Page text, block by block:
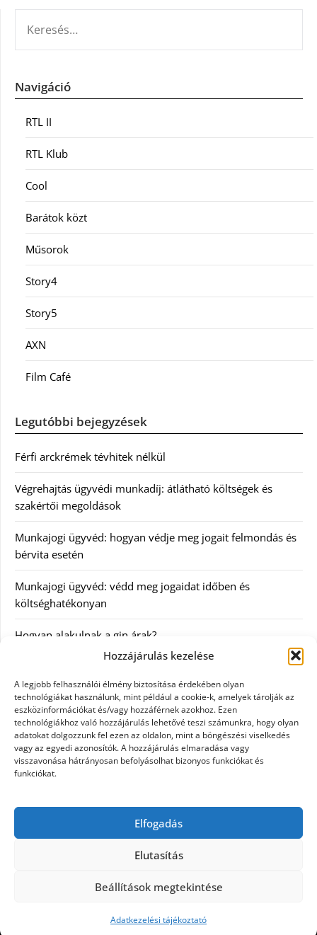
Hozzájárulás kezelése
A legjobb felhasználói élmény biztosítása érdekében olyan
technológiákat használunk, mint például a cookie-k, amelyek tárolják az
eszközinformációkat és/vagy hozzáférnek azokhoz. Ezen
technológiákhoz való hozzájárulás lehetővé teszi számunkra, hogy olyan
adatokat dolgozzunk fel ezen az oldalon, mint a böngészési viselkedés
vagy az egyedi azonosítók. A hozzájárulás elmaradása vagy
visszavonása hátrányosan befolyásolhat bizonyos funkciókat és
funkciókat.
Elfogadás
Elutasítás
Beállítások megtekintése
Adatkezelési tájékoztató
Navigáció
RTL II
RTL Klub
Cool
Barátok közt
Műsorok
Story4
Story5
AXN
Film Café
Legutóbbi bejegyzések
Férfi arckrémek tévhitek nélkül
Végrehajtás ügyvédi munkadíj: átlátható költségek és
szakértői megoldások
Munkajogi ügyvéd: hogyan védje meg jogait felmondás és
bérvita esetén
Munkajogi ügyvéd: védd meg jogaidat időben és
költséghatékonyan
Hogyan alakulnak a gin árak?
Kategóriák
Egészség
Hírek
Internet
Szolgáltatás
Webáruház
Theme